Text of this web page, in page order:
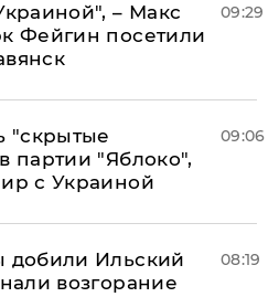
– Макс
Фейгин посетили
09:29
"скрытые
партии "Яблоко",
с Украиной
09:06
добили Ильский
возгорание
08:19